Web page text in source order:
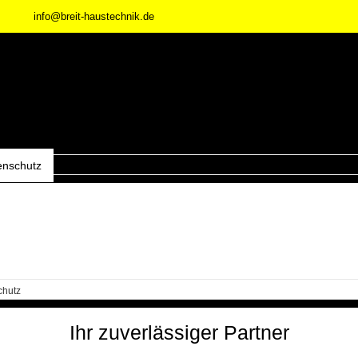
info@breit-haustechnik.de
Ihr zuverlässiger Partner